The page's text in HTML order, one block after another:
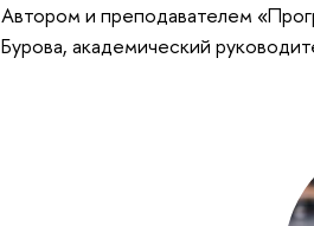
Автором и преподавателем
Бурова, академический